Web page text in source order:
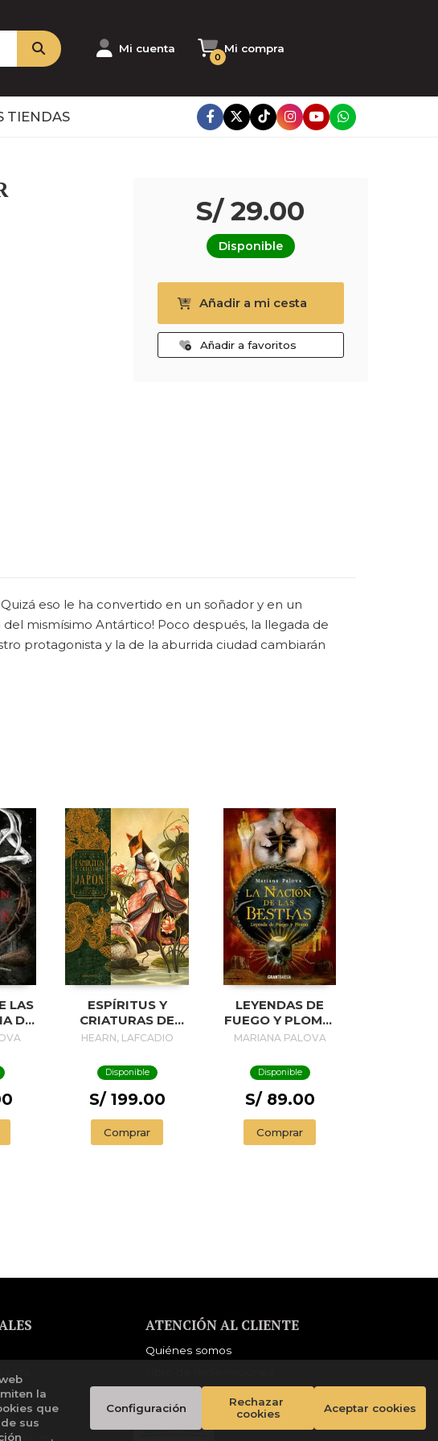
Mi cuenta Mi compra
0
TIENDAS
S/ 29.00
Disponible
Añadir a mi cesta
Añadir a favoritos
eso le ha convertido en un soñador y en un
mismísimo Antártico! Poco después, la llegada de
protagonista y la de la aburrida ciudad cambiarán
LAS
DE
ESPÍRITUS Y
CRIATURAS DE
JAPÓN
HEARN, LAFCADIO
Disponible
S/ 199.00
Comprar
LEYENDAS DE
FUEGO Y PLOMO:
LA NACIÓN DE LAS
MARIANA PALOVA
Disponible
S/ 89.00
Comprar
ATENCIÓN AL CLIENTE
Quiénes somos
la
que
sus
.
Configuración
Rechazar
cookies
Aceptar cookies